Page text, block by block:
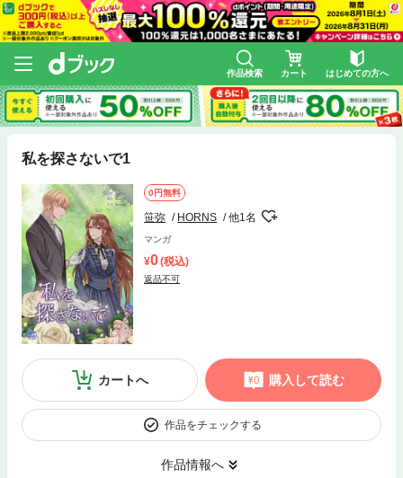
作品検索 カート はじめての方へ
私を探さないで1
0円無料
笹弥 HORNS 他1名
マンガ
0(税込)
返品不可
カートへ 購入して読む
作品をチェックする
作品情報へ